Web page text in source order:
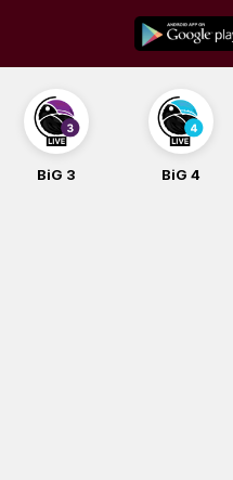
content
BiG 3 BiG 4